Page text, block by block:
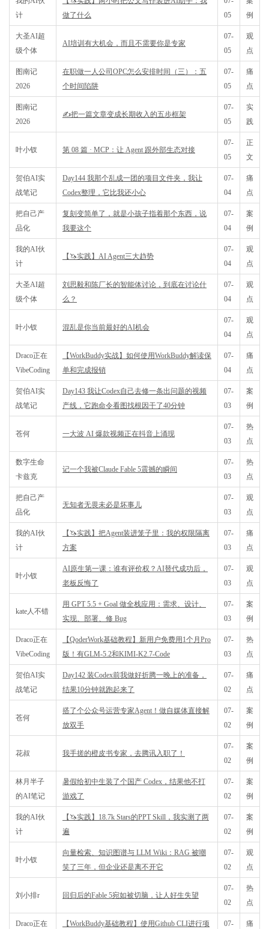
计
做了什么
05
例
大圣AI超
级个体
AI培训有大机会，而且不需要你是专家
07-
05
观
点
图南记
2026
在职做一人公司OPC怎么安排时间（三）：五
个时间陷阱
07-
05
痛
点
图南记
2026
✍️把一篇文章变成长期收入的五步框架
07-
05
实
践
叶小钗 第 08 篇 · MCP：让 Agent 跟外部生态对接
07-
05
正
文
贺伯AI实
战笔记
Day144 我那个乱成一团的项目文件夹，我让
Codex整理，它比我还小心
07-
04
痛
点
把自己产
品化
复刻变简单了，就是小孩子指着那个东西，说
我要这个
07-
04
案
例
我的AI伙
计
【🦄实践】AI Agent三大趋势
07-
04
观
点
大圣AI超
级个体
刘思毅和陈厂长的智能体讨论，到底在讨论什
么？
07-
04
观
点
叶小钗 混乱是你当前最好的AI机会
07-
04
观
点
Draco正在
VibeCoding
【WorkBuddy实战】如何使用WorkBuddy解读保
单和完成报销
07-
04
痛
点
贺伯AI实
战笔记
Day143 我让Codex自己去修一条出问题的视频
产线，它跑命令看图找根因干了40分钟
07-
03
案
例
苍何 一大波 AI 爆款视频正在抖音上涌现
07-
03
热
点
数字生命
卡兹克
记一个我被Claude Fable 5震撼的瞬间
07-
03
热
点
把自己产
品化
无知者无畏未必是坏事儿
07-
03
观
点
我的AI伙
计
【🦄实践】把Agent装进笼子里：我的权限隔离
方案
07-
03
痛
点
叶小钗
AI原生第一课：谁有评价权？AI替代成功后，
老板反悔了
07-
03
观
点
kate人不错
用 GPT 5.5 + Goal 做全栈应用：需求、设计、
实现、部署、修 Bug
07-
03
案
例
Draco正在
VibeCoding
【QoderWork基础教程】新用户免费用1个月Pro
版！有GLM-5.2和KIMI-K2.7-Code
07-
03
热
点
贺伯AI实
战笔记
Day142 装Codex前我做好折腾一晚上的准备，
结果10分钟就跑起来了
07-
02
痛
点
苍何
搭了个公众号运营专家Agent！做自媒体直接解
放双手
07-
02
案
例
花叔 我手搓的橙皮书专家，去腾讯入职了！
07-
02
案
例
林月半子
的AI笔记
暑假给初中生装了个国产 Codex，结果他不打
游戏了
07-
02
案
例
我的AI伙
计
【🦄实践】18.7k Stars的PPT Skill，我实测了两
遍
07-
02
案
例
叶小钗
向量检索、知识图谱与 LLM Wiki：RAG 被嘲
笑了三年，但企业还是离不开它
07-
02
观
点
刘小排r 回归后的Fable 5宛如被切脑，让人好生失望
07-
02
热
点
Draco正在
【WorkBuddy基础教程】使用Github CLI进行项
07-
痛